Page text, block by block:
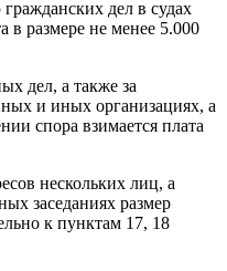
дел в судах
в размере не менее 5.000
дел, а также за
и иных организациях, а
спора взимается плата
нескольких лиц, а
заседаниях размер
к пунктам 17, 18